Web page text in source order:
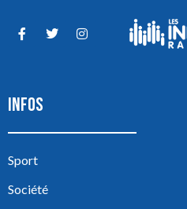
INFOS
Sport
Société